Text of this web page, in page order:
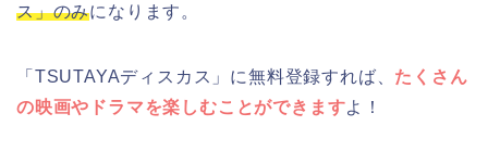
ス」のみになります。
「TSUTAYAディスカス」に無料登録すれば、 たくさん
の映画やドラマを楽しむことができますよ！